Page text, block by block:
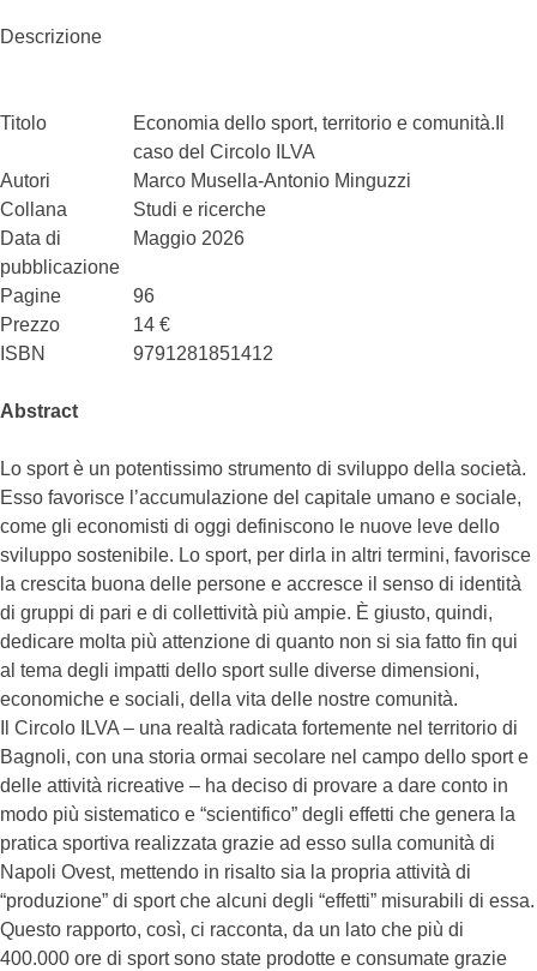
comunità.
Descrizione
Titolo
Economia dello sport, territorio e comunità.Il
caso del Circolo ILVA
Autori
Marco Musella-Antonio Minguzzi
Collana
Studi e ricerche
Data di
pubblicazione
Maggio 2026
Pagine
96
Prezzo
14 €
ISBN
9791281851412
Abstract
Lo sport è un potentissimo strumento di sviluppo della società.
Esso favorisce l’accumulazione del capitale umano e sociale,
come gli economisti di oggi definiscono le nuove leve dello
sviluppo sostenibile. Lo sport, per dirla in altri termini, favorisce
la crescita buona delle persone e accresce il senso di identità
di gruppi di pari e di collettività più ampie. È giusto, quindi,
dedicare molta più attenzione di quanto non si sia fatto fin qui
al tema degli impatti dello sport sulle diverse dimensioni,
economiche e sociali, della vita delle nostre comunità.
Il Circolo ILVA – una realtà radicata fortemente nel territorio di
Bagnoli, con una storia ormai secolare nel campo dello sport e
delle attività ricreative – ha deciso di provare a dare conto in
modo più sistematico e “scientifico” degli effetti che genera la
pratica sportiva realizzata grazie ad esso sulla comunità di
Napoli Ovest, mettendo in risalto sia la propria attività di
“produzione” di sport che alcuni degli “effetti” misurabili di essa.
Questo rapporto, così, ci racconta, da un lato che più di
400.000 ore di sport sono state prodotte e consumate grazie